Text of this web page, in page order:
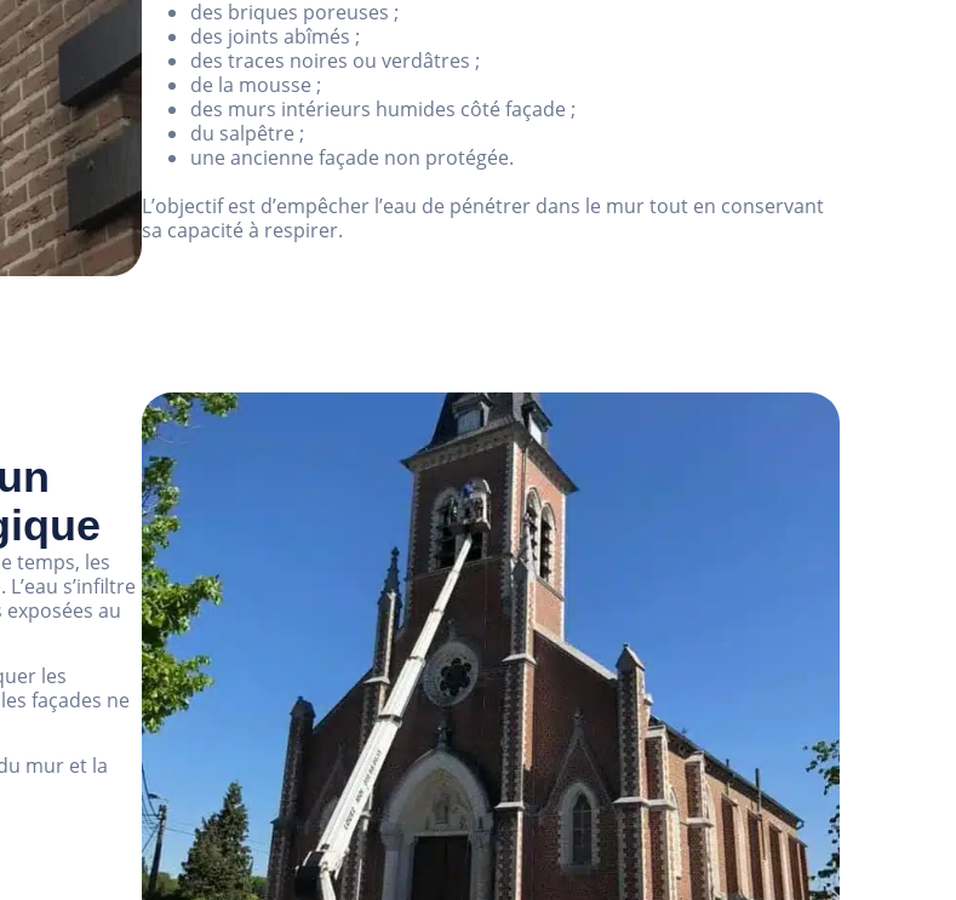
des briques poreuses ;
des joints abîmés ;
des traces noires ou verdâtres ;
de la mousse ;
des murs intérieurs humides côté façade ;
du salpêtre ;
une ancienne façade non protégée.
L’objectif est d’empêcher l’eau de pénétrer dans le mur tout en conservant
sa capacité à respirer.
temps, les
s’infiltre
au
les
façades ne
mur et la